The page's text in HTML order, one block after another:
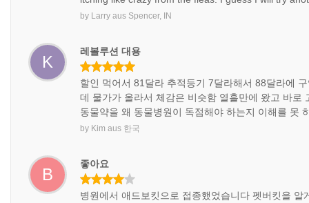
by Larry aus Spencer, IN
K
레볼루션 대용
할인 먹어서 81달라 추적등기 7달라해서 88달라에
데 물가가 올라서 체감은 비슷함 열흘만에 왔고 바
동물약을 왜 동물병원이 독점해야 하는지 이해를 못
by Kim aus 한국
B
좋아요
병원에서 애드보킷으로 접종했었습니다 펫버킷을